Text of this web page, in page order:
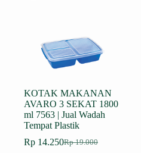
KOTAK MAKANAN
AVARO 3 SEKAT 1800
ml 7563 | Jual Wadah
Tempat Plastik
Rp19.000
Harga
Rp 14.250Harga